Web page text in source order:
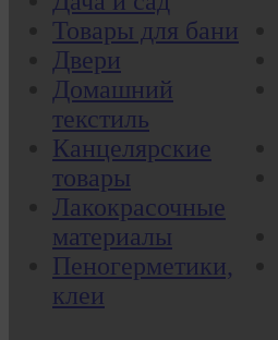
Товары для бани
Двери
Домашний
текстиль
Канцелярские
товары
Лакокрасочные
материалы
Пеногерметики,
клеи